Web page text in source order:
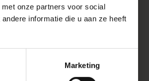
onze partners voor social
informatie die u aan ze heeft
Marketing
warm op totdat het een